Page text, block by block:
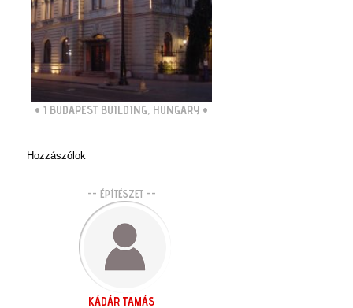
• 1 BUDAPEST BUILDING, HUNGARY •
Hozzászólok
-- ÉPÍTÉSZET --
KÁDÁR TAMÁS